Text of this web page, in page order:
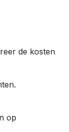
de kosten
op